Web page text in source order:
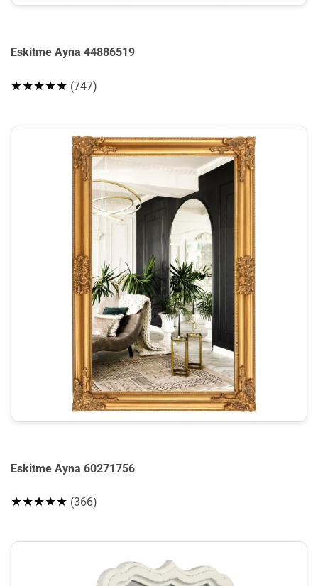
Eskitme Ayna 44886519
★★★★★ (747)
Eskitme Ayna 60271756
★★★★★ (366)